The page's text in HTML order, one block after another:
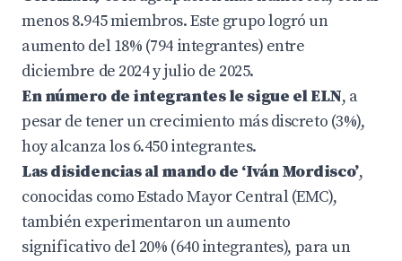
menos 8.945 miembros. Este grupo logró un
aumento del 18% (794 integrantes) entre
diciembre de 2024 y julio de 2025.
En número de integrantes le sigue el ELN, a
pesar de tener un crecimiento más discreto (3%),
hoy alcanza los 6.450 integrantes.
Las disidencias al mando de ‘Iván Mordisco’,
conocidas como Estado Mayor Central (EMC),
también experimentaron un aumento
significativo del 20% (640 integrantes), para un